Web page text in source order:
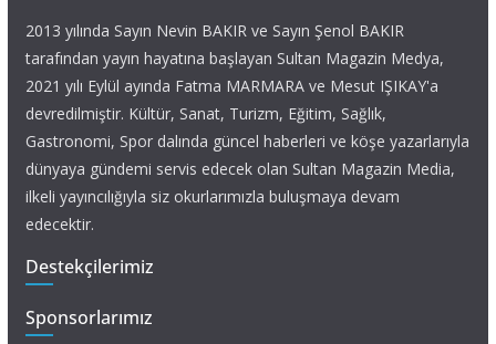
2013 yılında Sayın Nevin BAKIR ve Sayın Şenol BAKIR
tarafından yayın hayatına başlayan Sultan Magazin Medya,
2021 yılı Eylül ayında Fatma MARMARA ve Mesut IŞIKAY'a
devredilmiştir. Kültür, Sanat, Turizm, Eğitim, Sağlık,
Gastronomi, Spor dalında güncel haberleri ve köşe yazarlarıyla
dünyaya gündemi servis edecek olan Sultan Magazin Media,
ilkeli yayıncılığıyla siz okurlarımızla buluşmaya devam
edecektir.
Destekçilerimiz
Sponsorlarımız